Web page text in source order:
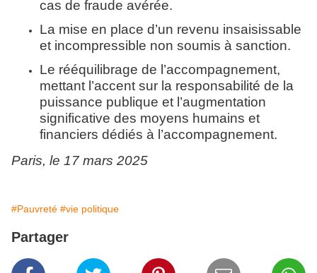
cas de fraude avérée.
La mise en place d’un revenu insaisissable
et incompressible non soumis à sanction.
Le rééquilibrage de l’accompagnement,
mettant l’accent sur la responsabilité de la
puissance publique et l’augmentation
significative des moyens humains et
financiers dédiés à l’accompagnement.
Paris, le 17 mars 2025
#Pauvreté #vie politique
Partager